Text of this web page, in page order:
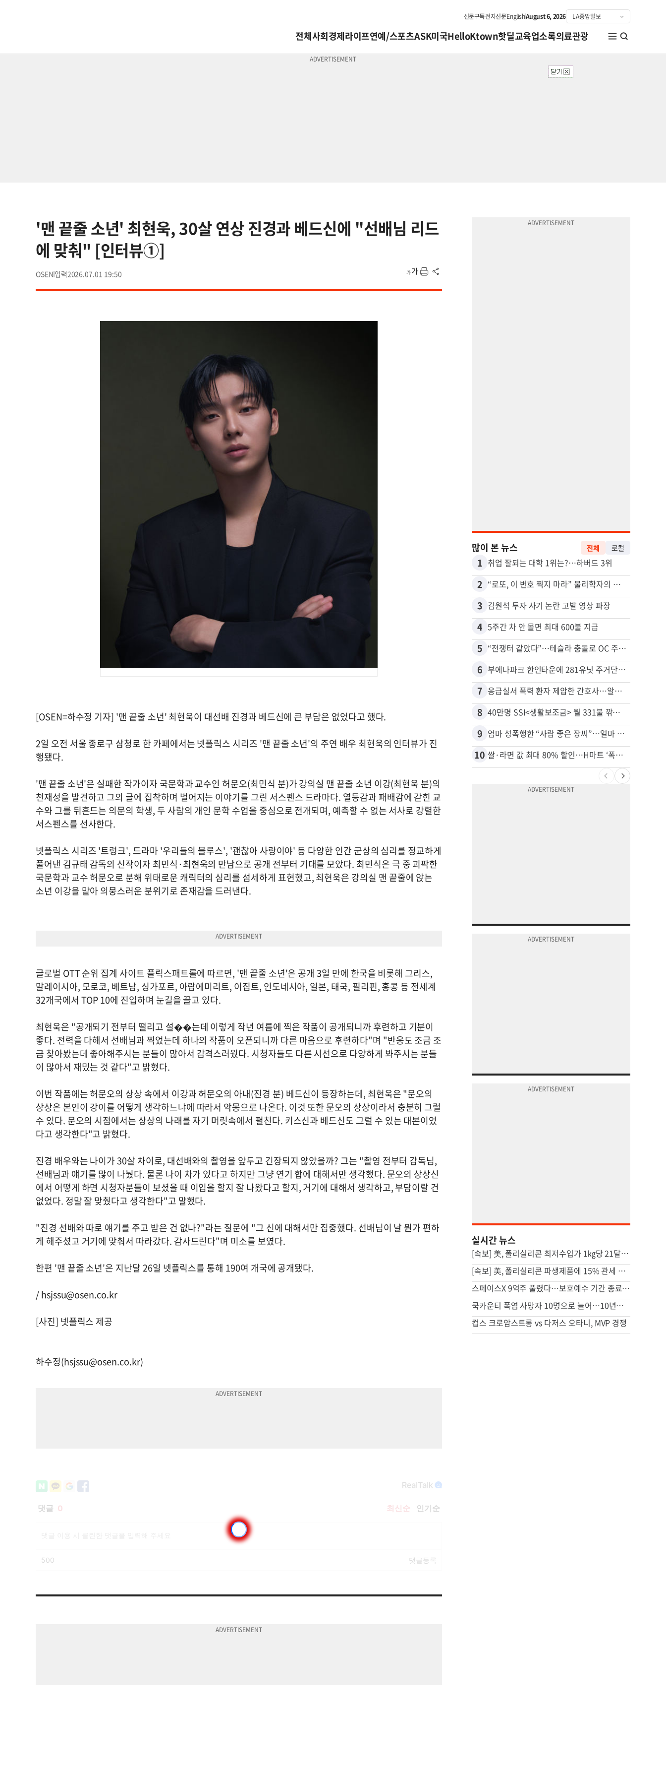
신문구독전자신문EnglishAugust 6, 2026
전체사회경제라이프연예/스포츠ASK미국HelloKtown핫딜교육업소록의료관광
'맨 끝줄 소년' 최현욱, 30살 연상 진경과 베드신에 "선배님 리드
에 맞춰" [인터뷰①]
OSEN 2026.07.01 19:50
[OSEN=하수정 기자] '맨 끝줄 소년' 최현욱이 대선배 진경과 베드신에 큰 부담은 없었다고 했다.
2일 오전 서울 종로구 삼청로 한 카페에서는 넷플릭스 시리즈 '맨 끝줄 소년'의 주연 배우 최현욱의 인터뷰가 진
행됐다.
'맨 끝줄 소년'은 실패한 작가이자 국문학과 교수인 허문오(최민식 분)가 강의실 맨 끝줄 소년 이강(최현욱 분)의
천재성을 발견하고 그의 글에 집착하며 벌어지는 이야기를 그린 서스펜스 드라마다. 열등감과 패배감에 갇힌 교
수와 그를 뒤흔드는 의문의 학생, 두 사람의 개인 문학 수업을 중심으로 전개되며, 예측할 수 없는 서사로 강렬한
서스펜스를 선사한다.
넷플릭스 시리즈 '트렁크', 드라마 '우리들의 블루스', '괜찮아 사랑이야' 등 다양한 인간 군상의 심리를 정교하게
풀어낸 김규태 감독의 신작이자 최민식·최현욱의 만남으로 공개 전부터 기대를 모았다. 최민식은 극 중 괴팍한
국문학과 교수 허문오로 분해 위태로운 캐릭터의 심리를 섬세하게 표현했고, 최현욱은 강의실 맨 끝줄에 앉는
소년 이강을 맡아 의뭉스러운 분위기로 존재감을 드러낸다.
글로벌 OTT 순위 집계 사이트 플릭스패트롤에 따르면, '맨 끝줄 소년'은 공개 3일 만에 한국을 비롯해 그리스,
말레이시아, 모로코, 베트남, 싱가포르, 아랍에미리트, 이집트, 인도네시아, 일본, 태국, 필리핀, 홍콩 등 전세계
32개국에서 TOP 10에 진입하며 눈길을 끌고 있다.
최현욱은 "공개되기 전부터 떨리고 설��는데 이렇게 작년 여름에 찍은 작품이 공개되니까 후련하고 기분이
좋다. 전력을 다해서 선배님과 찍었는데 하나의 작품이 오픈되니까 다른 마음으로 후련하다"며 "반응도 조금 조
금 찾아봤는데 좋아해주시는 분들이 많아서 감격스러웠다. 시청자들도 다른 시선으로 다양하게 봐주시는 분들
이 많아서 재밌는 것 같다"고 밝혔다.
이번 작품에는 허문오의 상상 속에서 이강과 허문오의 아내(진경 분) 베드신이 등장하는데, 최현욱은 "문오의
상상은 본인이 강이를 어떻게 생각하느냐에 따라서 악몽으로 나온다. 이것 또한 문오의 상상이라서 충분히 그럴
수 있다. 문오의 시점에서는 상상의 나래를 자기 머릿속에서 펼친다. 키스신과 베드신도 그럴 수 있는 대본이었
다고 생각한다"고 밝혔다.
진경 배우와는 나이가 30살 차이로, 대선배와의 촬영을 앞두고 긴장되지 않았을까? 그는 "촬영 전부터 감독님,
선배님과 얘기를 많이 나눴다. 물론 나이 차가 있다고 하지만 그냥 연기 합에 대해서만 생각했다. 문오의 상상신
에서 어떻게 하면 시청자분들이 보셨을 때 이입을 할지 잘 나왔다고 할지, 거기에 대해서 생각하고, 부담이랄 건
없었다. 정말 잘 맞췄다고 생각한다"고 말했다.
"진경 선배와 따로 얘기를 주고 받은 건 없나?"라는 질문에 "그 신에 대해서만 집중했다. 선배님이 날 뭔가 편하
게 해주셨고 거기에 맞춰서 따라갔다. 감사드린다"며 미소를 보였다.
한편 '맨 끝줄 소년'은 지난달 26일 넷플릭스를 통해 190여 개국에 공개됐다.
/hsjssu@osen.co.kr
[사진] 넷플릭스 제공
하수정(hsjssu@osen.co.kr)
많이 본 뉴스 전체 로컬
1 취업 잘되는 대학 1위는?…하버드 3위
2 “로또, 이 번호 찍지 마라” 물리학자의 당첨금 높이는 비밀
3 김원석 투자 사기 논란 고발 영상 파장
4 5주간 차 안 몰면 최대 600불 지급
5 “전쟁터 같았다”…테슬라 충돌로 OC 주택 4채 파손
6 부에나파크 한인타운에 281유닛 주거단지 들어선다
7 응급실서 폭력 환자 제압한 간호사…알고 보니
8 40만명 SSI<생활보조금> 월 331불 깎이나
9 엄마 성폭행한 “사람 좋은 장씨”…얼마 뒤 딸 배도 불러왔다
10 쌀·라면 값 최대 80% 할인…H마트 ‘폭탄 세일’
실시간 뉴스
[속보] 美, 폴리실리콘 최저수입가 1㎏당 21달러로…'덤핑 방지' 조치
[속보] 美, 폴리실리콘 파생제품에 15% 관세 부과…120일 뒤 발효
스페이스X 9억주 풀렸다…보호예수 기간 종료에 초기투자자 고심
쿡카운티 폭염 사망자 10명으로 늘어…10년래 최다
컵스 크로암스트롱 vs 다저스 오타니, MVP 경쟁